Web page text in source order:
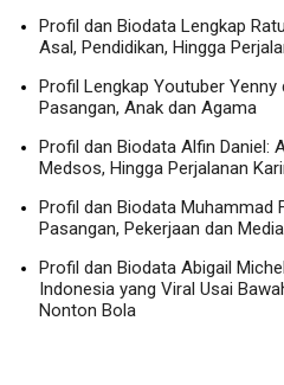
Profil dan Biodata Lengkap
Asal, Pendidikan, Hingga
Profil Lengkap Youtuber Yenny
Pasangan, Anak dan Agama
Profil dan Biodata Alfin Daniel:
Medsos, Hingga Perjalanan
Profil dan Biodata Muhammad
Pasangan, Pekerjaan dan
Profil dan Biodata Abigail
Indonesia yang Viral Usai
Nonton Bola